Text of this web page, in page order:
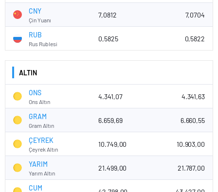
CNY
Çin Yuanı
7,0812 7,0704
RUB
Rus Rublesi
0,5825 0,5822
ALTIN
ONS
Ons Altın
4.341,07 4.341,63
GRAM
Gram Altın
6.659,69 6.660,55
ÇEYREK
Çeyrek Altın
10.749,00 10.903,00
YARIM
Yarım Altın
21.499,00 21.787,00
CUM